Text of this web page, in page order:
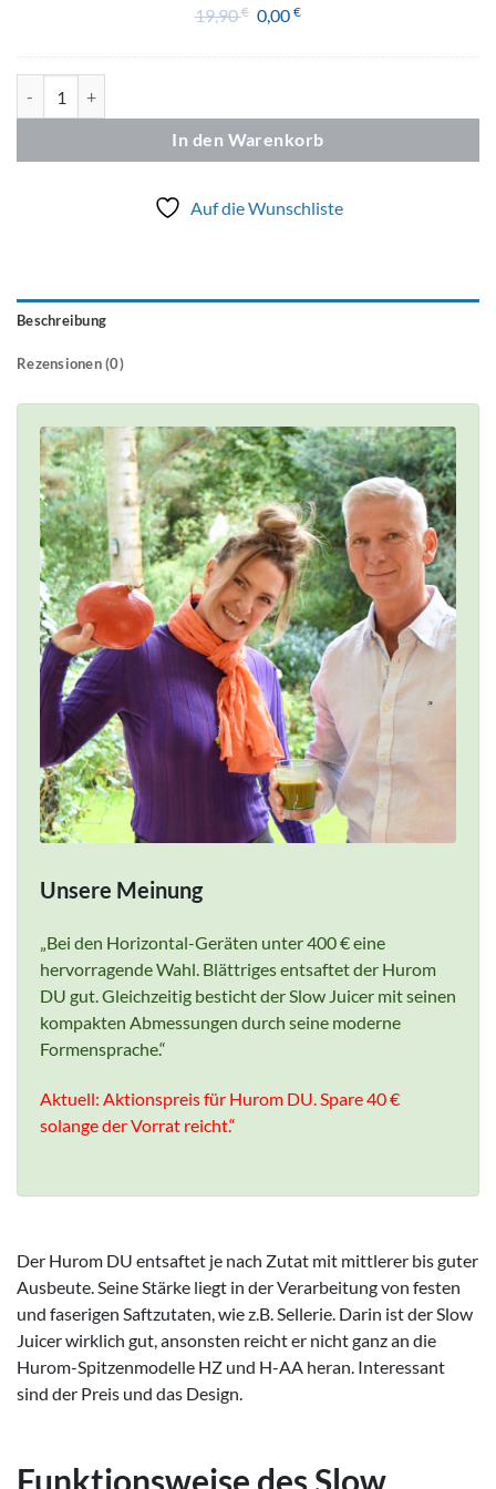
19,90€ Ursprünglicher
0,00€Aktueller
In den Warenkorb
Auf die Wunschliste
Beschreibung
Rezensionen (0)
Unsere Meinung
Bei den Horizontal-Geräten unter 400 € eine
hervorragende Wahl. Blättriges entsaftet der Hurom
DU gut. Gleichzeitig besticht der Slow Juicer mit seinen
kompakten Abmessungen durch seine moderne
Formensprache.
Aktuell: Aktionspreis für Hurom DU. Spare 40 €
solange der Vorrat reicht.“
Der Hurom DU entsaftet je nach Zutat mit mittlerer bis guter
Ausbeute. Seine Stärke liegt in der Verarbeitung von festen
und faserigen Saftzutaten, wie z.B. Sellerie. Darin ist der Slow
Juicer wirklich gut, ansonsten reicht er nicht ganz an die
Hurom-Spitzenmodelle HZ und H-AA heran. Interessant
sind der Preis und das Design.
Funktionsweise des Slow